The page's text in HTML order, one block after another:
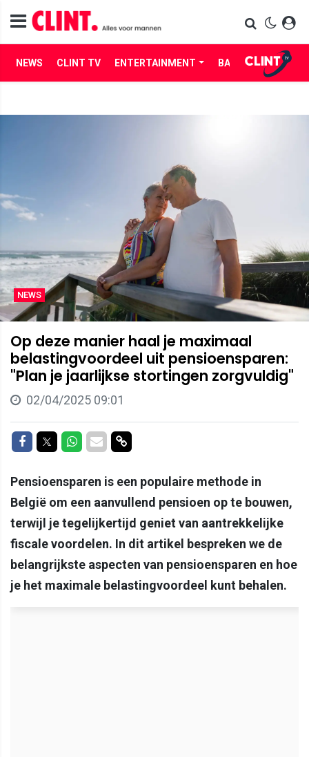
NEWS CLINT TV ENTERTAINMENT BABES LIFE
NEWS
Op deze manier haal je maximaal
belastingvoordeel uit pensioensparen:
"Plan je jaarlijkse stortingen zorgvuldig"
02/04/2025 09:01
Delen op Facebook
Delen op Twitter
Delen op Whatsapp
Delen via Mail
Delen via link
Pensioensparen is een populaire methode in
België om een aanvullend pensioen op te bouwen,
terwijl je tegelijkertijd geniet van aantrekkelijke
fiscale voordelen. In dit artikel bespreken we de
belangrijkste aspecten van pensioensparen en hoe
je het maximale belastingvoordeel kunt behalen.